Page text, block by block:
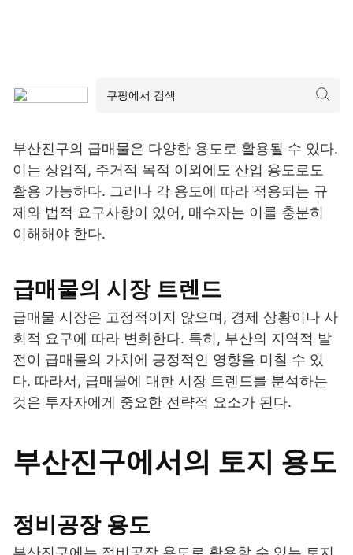
부산진구의 급매물은 다양한 용도로 활용될 수 있다.
이는 상업적, 주거적 목적 이외에도 산업 용도로도
활용 가능하다. 그러나 각 용도에 따라 적용되는 규
제와 법적 요구사항이 있어, 매수자는 이를 충분히
이해해야 한다.
급매물의 시장 트렌드
급매물 시장은 고정적이지 않으며, 경제 상황이나 사
회적 요구에 따라 변화한다. 특히, 부산의 지역적 발
전이 급매물의 가치에 긍정적인 영향을 미칠 수 있
다. 따라서, 급매물에 대한 시장 트렌드를 분석하는
것은 투자자에게 중요한 전략적 요소가 된다.
부산진구에서의 토지 용도
정비공장 용도